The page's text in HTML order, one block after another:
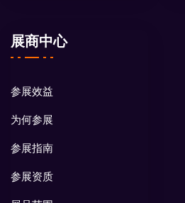
展商中心
参展效益
为何参展
参展指南
参展资质